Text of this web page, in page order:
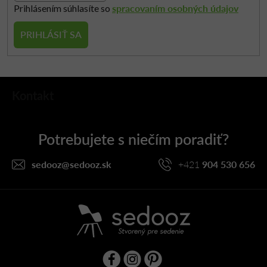
Prihlásením súhlasíte so spracovaním osobných údajov
PRIHLÁSIŤ SA
Z
sedooz@sedooz.sk +421 904 530 656